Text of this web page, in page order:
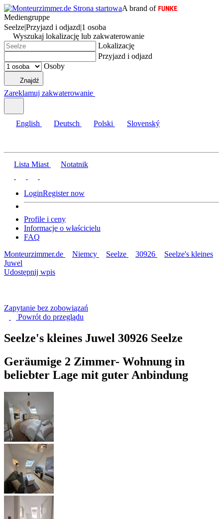
A brand of
Mediengruppe
Seelze|Przyjazd i odjazd|1 osoba
Wyszukaj lokalizację lub zakwaterowanie
Lokalizację
Przyjazd i odjazd
Osoby
Znajdź
Zareklamuj zakwaterowanie
English Deutsch Polski Slovenský
Lista Miast Notatnik
LoginRegister now
Profile i ceny
Informacje o właścicielu
FAQ
Monteurzimmer.de
Niemcy Seelze 30926
Seelze's kleines
Juwel
Udostępnij wpis
Zapytanie bez zobowiązań
Powrót do przeglądu
Seelze's kleines Juwel 30926 Seelze
Geräumige 2 Zimmer- Wohnung in
beliebter Lage mit guter Anbindung